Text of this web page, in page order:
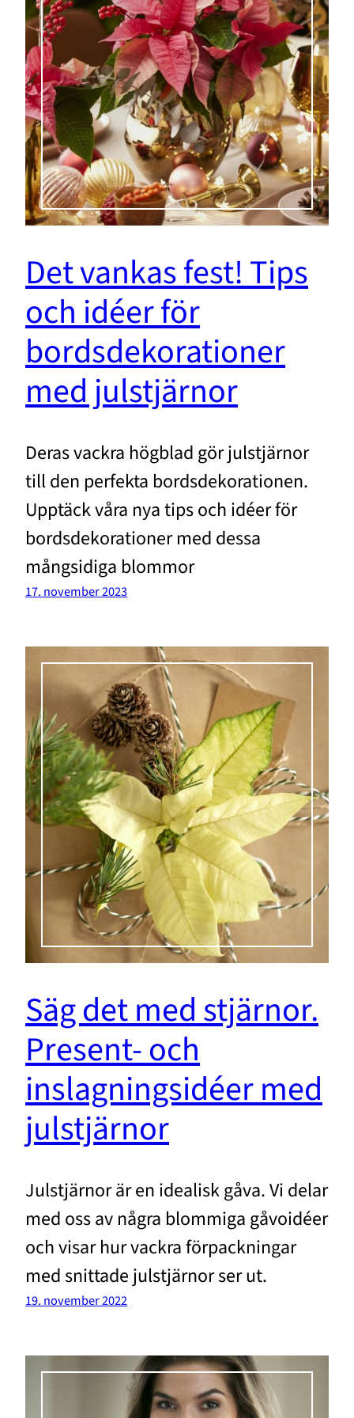
Det vankas fest! Tips
och idéer för
bordsdekorationer
med julstjärnor
Deras vackra högblad gör julstjärnor
till den perfekta bordsdekorationen.
Upptäck våra nya tips och idéer för
bordsdekorationer med dessa
mångsidiga blommor
17. november 2023
Säg det med stjärnor.
Present- och
inslagningsidéer med
julstjärnor
Julstjärnor är en idealisk gåva. Vi delar
med oss av några blommiga gåvoidéer
och visar hur vackra förpackningar
med snittade julstjärnor ser ut.
19. november 2022